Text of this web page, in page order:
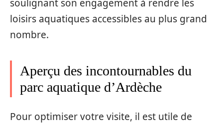
soulignant son engagement à rendre les
loisirs aquatiques accessibles au plus grand
nombre.
Aperçu des incontournables du
parc aquatique d’Ardèche
Pour optimiser votre visite, il est utile de